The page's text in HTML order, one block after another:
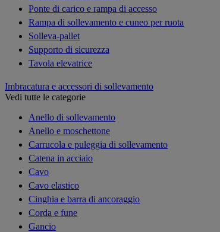
Ponte di carico e rampa di accesso
Rampa di sollevamento e cuneo per ruota
Solleva-pallet
Supporto di sicurezza
Tavola elevatrice
Imbracatura e accessori di sollevamento
Vedi tutte le categorie
Anello di sollevamento
Anello e moschettone
Carrucola e puleggia di sollevamento
Catena in acciaio
Cavo
Cavo elastico
Cinghia e barra di ancoraggio
Corda e fune
Gancio